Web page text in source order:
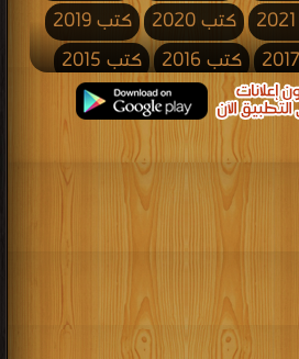
كتب 2020
كتب 2019
كتب 2016
كتب 2015
كتب 2012
كتب 2011
كتب 2008
كتب 2004
كتب 2003
كتب 2000
كتب 1992
كتب 1991
كتب 1988
كتب 1987